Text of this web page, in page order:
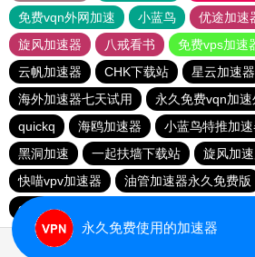
免费vqn外网加速
小蓝鸟 优途加速
旋风加速器
八戒看书
免费vps加速
云帆加速器
CHK下载站
星云加速器
海外加速器七天试用
永久免费vqn加速
quickq
海鸥加速器 小蓝鸟特推加速
黑洞加速
一起扶墙下载站
旋风加
快喵vpv加速器
油管加速器永久免费版
quickq
永久免费使用的加速器